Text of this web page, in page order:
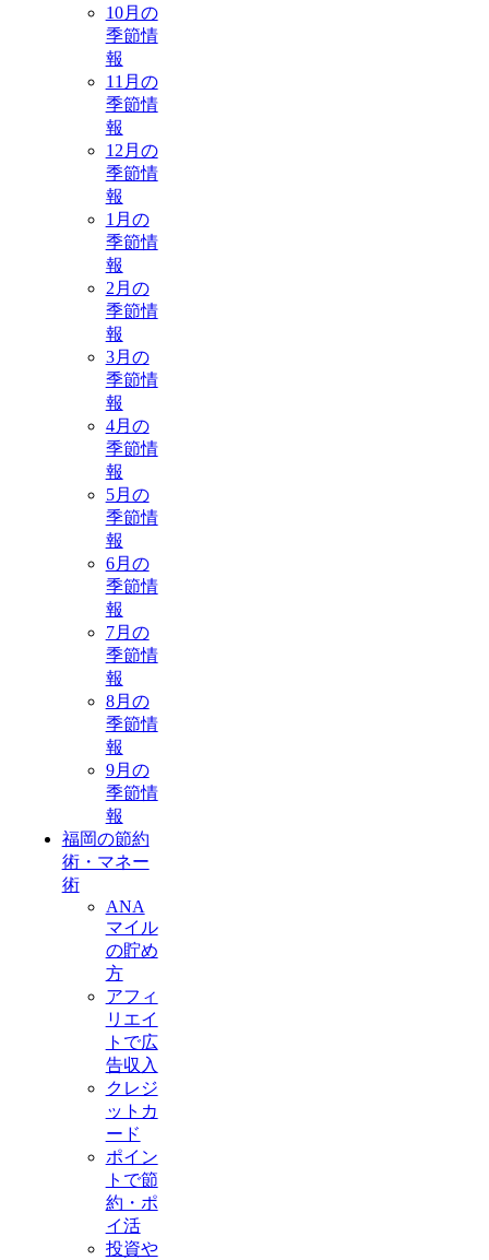
10月の
季節情
報
11月の
季節情
報
12月の
季節情
報
1月の
季節情
報
2月の
季節情
報
3月の
季節情
報
4月の
季節情
報
5月の
季節情
報
6月の
季節情
報
7月の
季節情
報
8月の
季節情
報
9月の
季節情
報
福岡の節約
術・マネー
術
ANA
マイル
の貯め
方
アフィ
リエイ
トで広
告収入
クレジ
ットカ
ード
ポイン
トで節
約・ポ
イ活
投資や